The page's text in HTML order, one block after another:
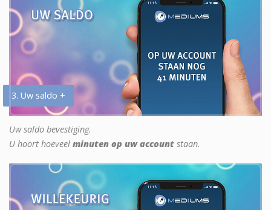
3. Uw saldo +
Uw saldo bevestiging.
U hoort hoeveel minuten op uw account staan.